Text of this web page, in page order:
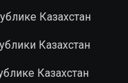
Казахстан
Казахстан
Казахстан